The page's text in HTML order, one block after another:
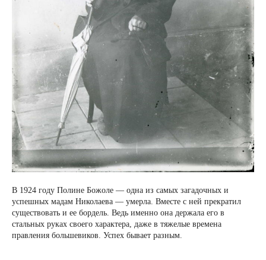
В 1924 году Полине Божоле — одна из самых загадочных и
успешных мадам Николаева — умерла. Вместе с ней прекратил
существовать и ее бордель. Ведь именно она держала его в
стальных руках своего характера, даже в тяжелые времена
правления большевиков. Успех бывает разным.